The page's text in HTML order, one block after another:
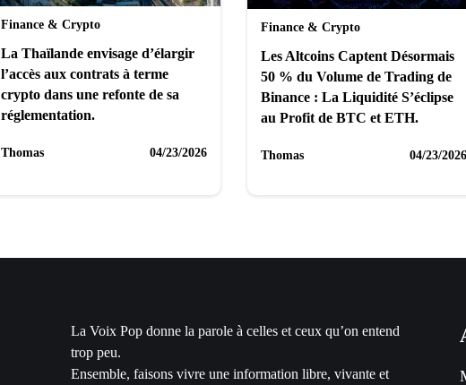
Finance & Crypto
La Thaïlande envisage d’élargir
l’accès aux contrats à terme
crypto dans une refonte de sa
réglementation.
Thomas 04/23/2026
Finance & Crypto
Les Altcoins Captent Désormais
50 % du Volume de Trading de
Binance : La Liquidité S’éclipse
au Profit de BTC et ETH.
Thomas 04/23/2026
La Voix Pop donne la parole à celles et ceux qu’on entend
trop peu.
Ensemble, faisons vivre une information libre, vivante et